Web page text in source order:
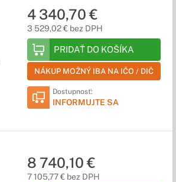
4 340,70 €
3 529,02 € bez DPH
PRIDAŤ DO KOŠÍKA
NÁKUP MOŽNÝ IBA NA IČO / DIČ
Dostupnosť:
INFORMUJTE SA
8 740,10 €
7 105,77 € bez DPH